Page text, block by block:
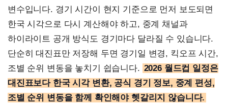
변수입니다. 경기 시간이 현지 기준으로 먼저 보도되면
한국 시각으로 다시 계산해야 하고, 중계 채널과
하이라이트 공개 방식도 경기마다 달라질 수 있습니다.
단순히 대진표만 저장해 두면 경기일 변경, 킥오프 시간,
조별 순위 변동을 놓치기 쉽습니다. 2026 월드컵 일정은
대진표보다 한국 시각 변환, 공식 경기 정보, 중계 편성,
조별 순위 변동을 함께 확인해야 헷갈리지 않습니다.